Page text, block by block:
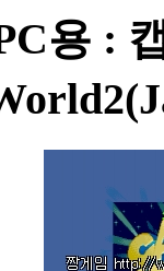
용 :